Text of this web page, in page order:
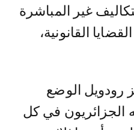
غير المباشرة
القانونية،
رودويل الوضع
الجزائريون في كل